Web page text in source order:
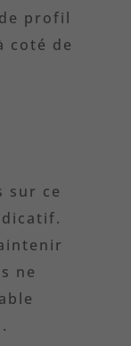
profil
coté de
sur ce
ne